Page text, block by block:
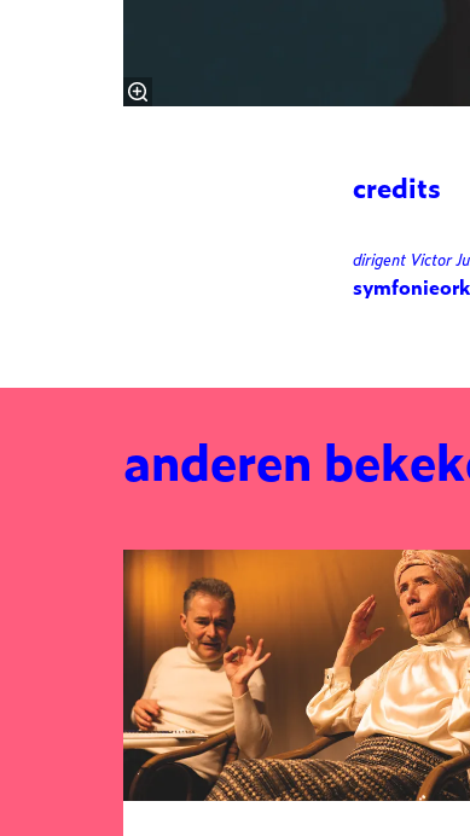
credits
dirigent Victor
anderen